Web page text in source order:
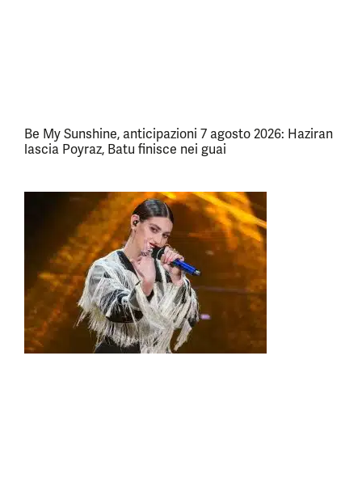
Be My Sunshine, anticipazioni 7 agosto 2026: Haziran
lascia Poyraz, Batu finisce nei guai